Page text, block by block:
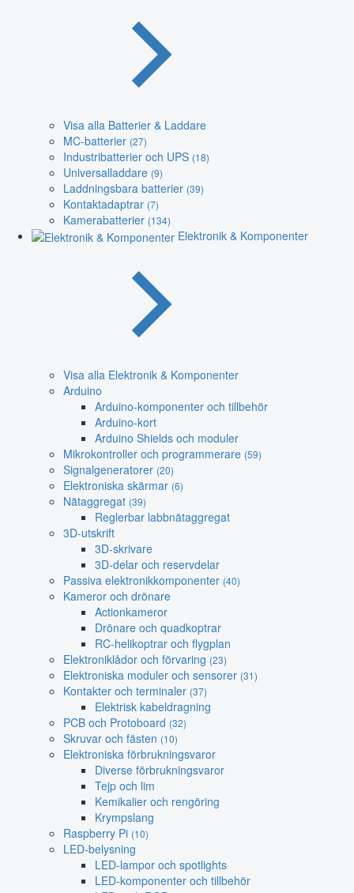
Visa alla Batterier & Laddare
MC-batterier (27)
Industribatterier och UPS (18)
Universalladdare (9)
Laddningsbara batterier (39)
Kontaktadaptrar (7)
Kamerabatterier (134)
Elektronik & Komponenter
Visa alla Elektronik & Komponenter
Arduino
Arduino-komponenter och tillbehör
Arduino-kort
Arduino Shields och moduler
Mikrokontroller och programmerare (59)
Signalgeneratorer (20)
Elektroniska skärmar (6)
Nätaggregat (39)
Reglerbar labbnätaggregat
3D-utskrift
3D-skrivare
3D-delar och reservdelar
Passiva elektronikkomponenter (40)
Kameror och drönare
Actionkameror
Drönare och quadkoptrar
RC-helikoptrar och flygplan
Elektroniklådor och förvaring (23)
Elektroniska moduler och sensorer (31)
Kontakter och terminaler (37)
Elektrisk kabeldragning
PCB och Protoboard (32)
Skruvar och fästen (10)
Elektroniska förbrukningsvaror
Diverse förbrukningsvaror
Tejp och lim
Kemikalier och rengöring
Krympslang
Raspberry Pi (10)
LED-belysning
LED-lampor och spotlights
LED-komponenter och tillbehör